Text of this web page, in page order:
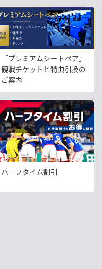
「プレミアムシートペア」
観戦チケットと特典引換の
ご案内
ハーフタイム割引